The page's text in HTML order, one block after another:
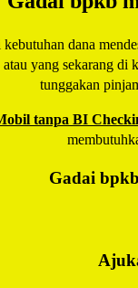
dana
atau yang sekarang di
tunggakan
tanpa BI
Gadai